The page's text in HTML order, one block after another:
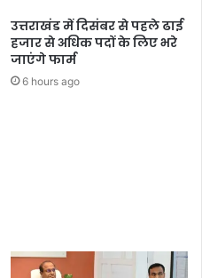
उत्तराखंड में दिसंबर से पहले ढाई
हजार से अधिक पदों के लिए भरे
जाएंगे फार्म
6 hours ago